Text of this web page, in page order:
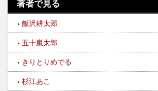
著者で見る
飯沢耕太郎
五十嵐太郎
きりとりめでる
杉江あこ